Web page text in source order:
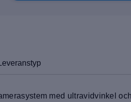
Leveranstyp
med ultravidvinkel